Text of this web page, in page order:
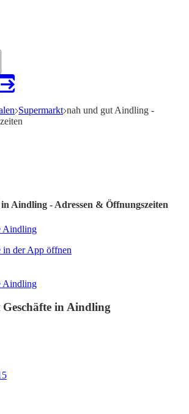
Supermarkt nah und gut Aindling -
Aindling - Adressen & Öffnungszeiten
Aindling
in der App öffnen
Aindling
in Aindling